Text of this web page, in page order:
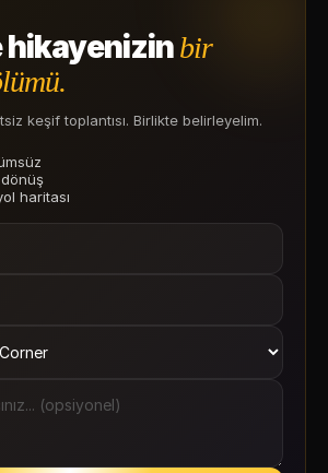
hikayenizinbir
keşif toplantısı. Birlikte belirleyelim.
haritası